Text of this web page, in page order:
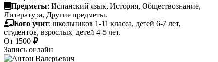
Предметы: Испанский язык, История, Обществознание,
Литература, Другие предметы.
Кого учит: школьников 1-11 класса, детей 6-7 лет,
студентов, взрослых, детей 4-5 лет.
От 1500
Запись онлайн